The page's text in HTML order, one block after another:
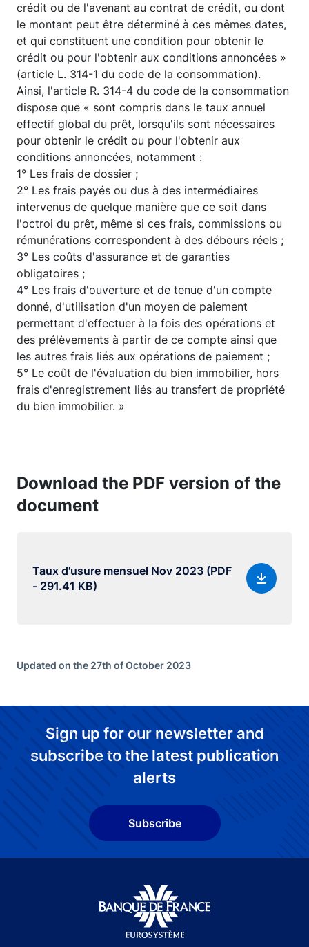
crédit ou de l'avenant au contrat de crédit, ou dont
le montant peut être déterminé à ces mêmes dates,
et qui constituent une condition pour obtenir le
crédit ou pour l'obtenir aux conditions annoncées »
(article L. 314-1 du code de la consommation).
Ainsi, l'article R. 314-4 du code de la consommation
dispose que « sont compris dans le taux annuel
effectif global du prêt, lorsqu'ils sont nécessaires
pour obtenir le crédit ou pour l'obtenir aux
conditions annoncées, notamment :
1° Les frais de dossier ;
2° Les frais payés ou dus à des intermédiaires
intervenus de quelque manière que ce soit dans
l'octroi du prêt, même si ces frais, commissions ou
rémunérations correspondent à des débours réels ;
3° Les coûts d'assurance et de garanties
obligatoires ;
4° Les frais d'ouverture et de tenue d'un compte
donné, d'utilisation d'un moyen de paiement
permettant d'effectuer à la fois des opérations et
des prélèvements à partir de ce compte ainsi que
les autres frais liés aux opérations de paiement ;
5° Le coût de l'évaluation du bien immobilier, hors
frais d'enregistrement liés au transfert de propriété
du bien immobilier. »
Download the PDF version of the
document
Taux d'usure mensuel Nov 2023 (PDF
- 291.41 KB)
Updated on the 27th of October 2023
Sign up for our newsletter and
subscribe to the latest publication
alerts
Subscribe